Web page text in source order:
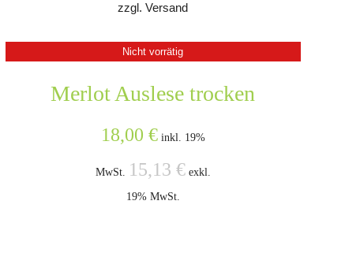
zzgl. Versand
Nicht vorrätig
Merlot Auslese trocken
18,00 € inkl. 19%
MwSt. 15,13 €exkl.
19% MwSt.